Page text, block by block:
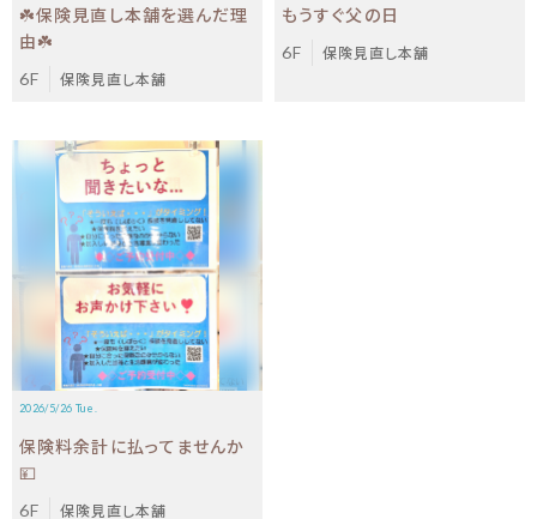
☘️保険見直し本舗を選んだ理
由☘️
6F 保険見直し本舗
もうすぐ父の日
6F 保険見直し本舗
2026/5/26 Tue.
保険料余計に払ってませんか
💴
6F 保険見直し本舗